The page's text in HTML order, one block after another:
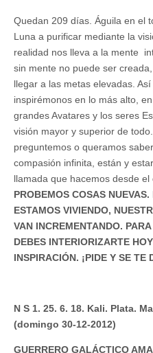
Quedan 209 días. Águila en el
Luna a purificar mediante la
realidad nos lleva a la mente
sin mente no puede ser
llegar a las metas elevadas.
inspirémonos en lo más alto,
grandes Avatares y los seres
visión mayor y superior de
preguntemos o queramos
compasión infinita, están y
llamada que hacemos desde el
PROBEMOS COSAS
ESTAMOS VIVIENDO,
VAN INCREMENTANDO.
DEBES INTERIORIZARTE
INSPIRACIÓN. ¡PIDE Y SE TE
N S 1. 25. 6. 18. Kali. Plata.
(domingo 30-12-2012)
GUERRERO GALÁCTICO